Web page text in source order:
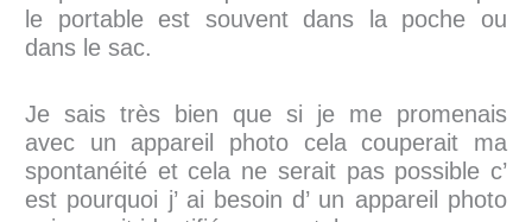
le portable est souvent dans la poche ou
dans le sac.
Je sais très bien que si je me promenais
avec un appareil photo cela couperait ma
spontanéité et cela ne serait pas possible c’
est pourquoi j’ ai besoin d’ un appareil photo